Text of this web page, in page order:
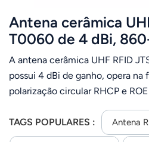
Antena cerâmica
T0060 de 4 dBi,
polarização circular
personalizável
A antena cerâmica UHF RFID
possui 4 dBi de ganho, opera
polarização circular RHCP e
conectores personalizáveis ​​para
TAGS POPULARES : Antena